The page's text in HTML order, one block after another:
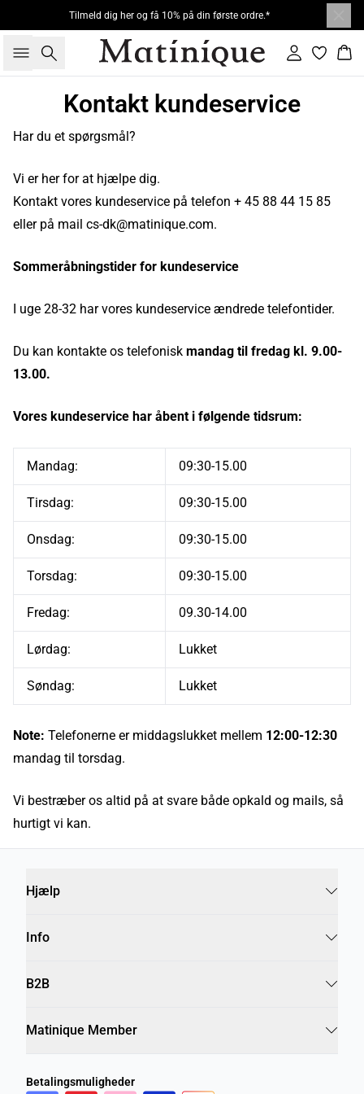
Tilmeld dig her og få 10% på din første ordre.*
Søg Log ind
Kontakt kundeservice
Har du et spørgsmål?
Vi er her for at hjælpe dig.
Kontakt vores kundeservice på telefon + 45 88 44 15 85
eller på mail cs-dk@matinique.com.
Sommeråbningstider for kundeservice
I uge 28-32 har vores kundeservice ændrede telefontider.
Du kan kontakte os telefonisk mandag til fredag kl. 9.00-
13.00.
Vores kundeservice har åbent i følgende tidsrum:
Mandag: 09:30-15.00
Tirsdag: 09:30-15.00
Onsdag: 09:30-15.00
Torsdag: 09:30-15.00
Fredag: 09.30-14.00
Lørdag: Lukket
Søndag: Lukket
Note: Telefonerne er middagslukket mellem 12:00-12:30
mandag til torsdag.
Vi bestræber os altid på at svare både opkald og mails, så
hurtigt vi kan.
Hjælp
Info
B2B
Matinique Member
Betalingsmuligheder